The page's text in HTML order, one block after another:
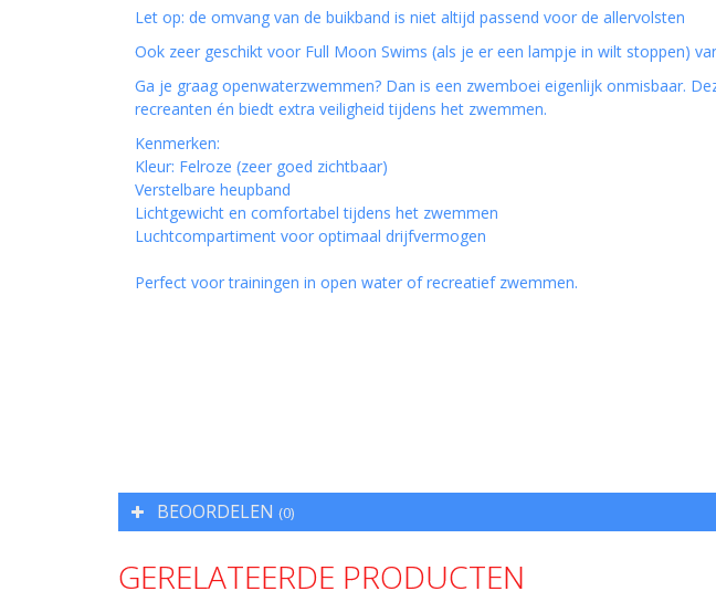
Let op: de omvang van de buikband is niet altijd passend voor de allervolsten
Ook zeer geschikt voor Full Moon Swims (als je er een lampje in wilt stoppen)
Ga je graag openwaterzwemmen? Dan is een zwemboei eigenlijk onmisbaar.
recreanten én biedt extra veiligheid tijdens het zwemmen.
Kenmerken:
Kleur: Felroze (zeer goed zichtbaar)
Verstelbare heupband
Lichtgewicht en comfortabel tijdens het zwemmen
Luchtcompartiment voor optimaal drijfvermogen
Perfect voor trainingen in open water of recreatief zwemmen.
BEOORDELEN (0)
GERELATEERDE PRODUCTEN